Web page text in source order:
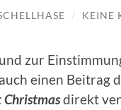
/ KEINE
zur
einen Beitrag
Christmasdirekt